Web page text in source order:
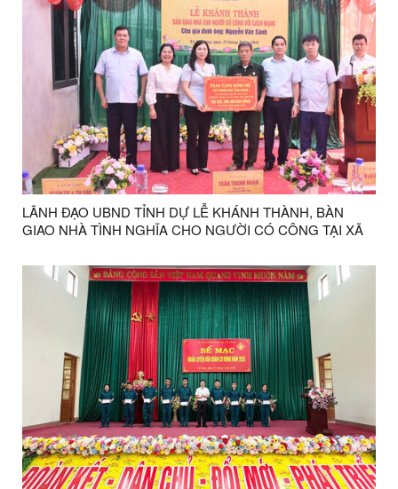
LÃNH ĐẠO UBND TỈNH DỰ LỄ KHÁNH THÀNH, BÀN
GIAO NHÀ TÌNH NGHĨA CHO NGƯỜI CÓ CÔNG TẠI XÃ